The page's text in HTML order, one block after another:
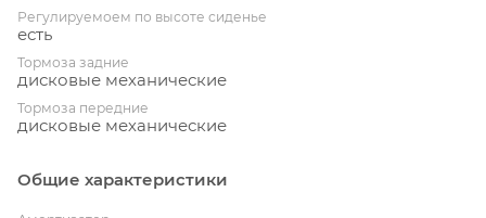
Регулируемоем по высоте сиденье
есть
Тормоза задние
дисковые механические
Тормоза передние
дисковые механические
Общие характеристики